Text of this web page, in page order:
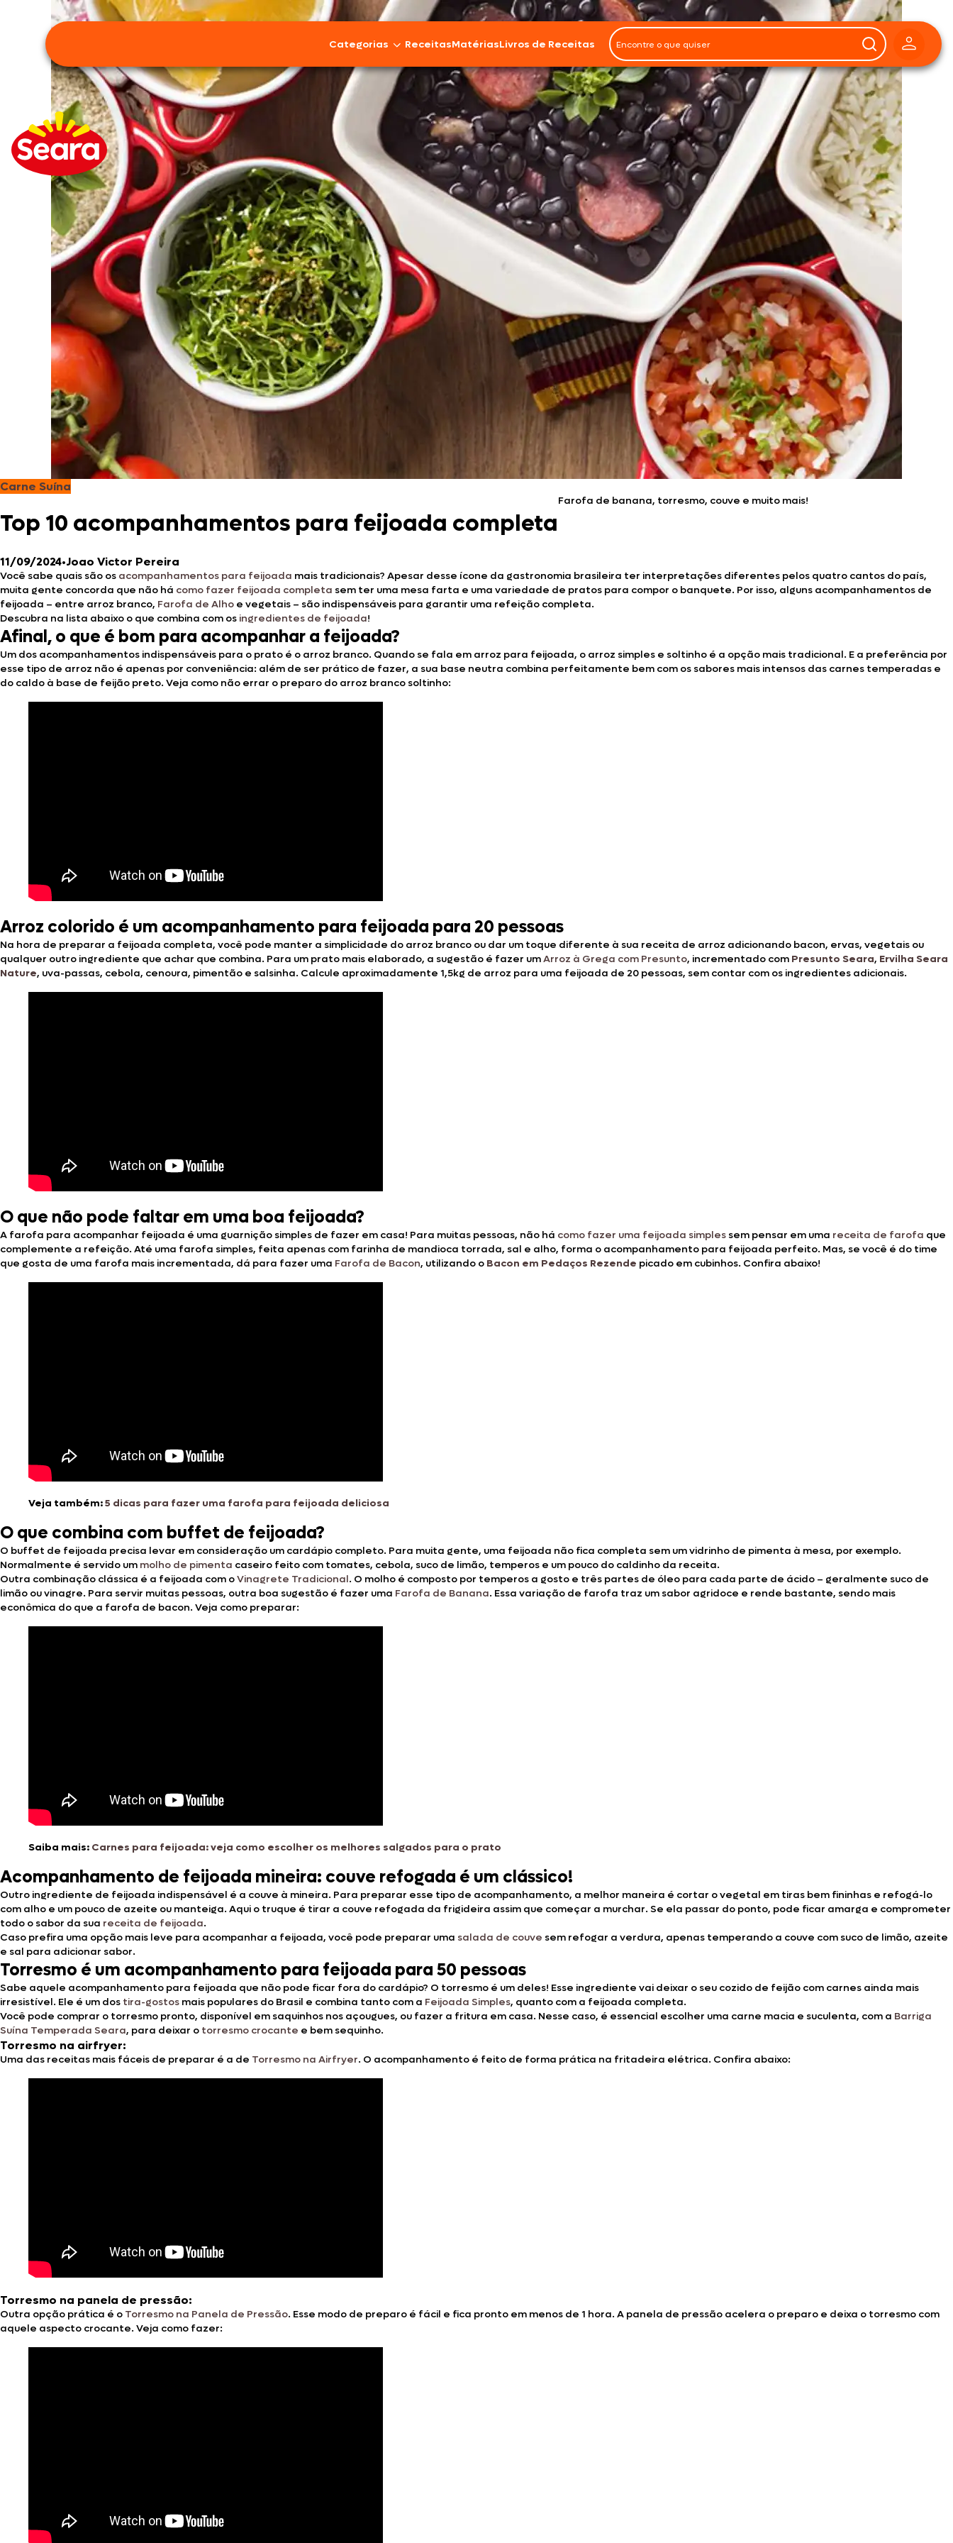
Categorias
Bovinos
Cordeiro
Carnes Suínas
Aves
Frios e Embutidos
Peixes e Frutos do Mar
100% Vegetal
Doces, Bolos e Sobremesas
Pães e Massas
ReceitasMatériasLivros de Receitas
Carne Suína
Top 10 acompanhamentos para feijoada completa
Farofa de banana, torresmo, couve e muito mais!
11/09/2024•Joao Victor Pereira
Você sabe quais são os acompanhamentos para feijoada mais tradicionais? Apesar desse ícone da gastronomia brasileira ter interpretações diferentes pelos quatro cantos do país,
muita gente concorda que não há como fazer feijoada completa sem ter uma mesa farta e uma variedade de pratos para compor o banquete. Por isso, alguns acompanhamentos de
feijoada – entre arroz branco, Farofa de Alho e vegetais – são indispensáveis para garantir uma refeição completa.
Descubra na lista abaixo o que combina com os ingredientes de feijoada!
Afinal, o que é bom para acompanhar a feijoada?
Um dos acompanhamentos indispensáveis para o prato é o arroz branco. Quando se fala em arroz para feijoada, o arroz simples e soltinho é a opção mais tradicional. E a preferência por
esse tipo de arroz não é apenas por conveniência: além de ser prático de fazer, a sua base neutra combina perfeitamente bem com os sabores mais intensos das carnes temperadas e
do caldo à base de feijão preto. Veja como não errar o preparo do arroz branco soltinho:
Arroz colorido é um acompanhamento para feijoada para 20 pessoas
Na hora de preparar a feijoada completa, você pode manter a simplicidade do arroz branco ou dar um toque diferente à sua receita de arroz adicionando bacon, ervas, vegetais ou
qualquer outro ingrediente que achar que combina. Para um prato mais elaborado, a sugestão é fazer umArroz à Grega com Presunto, incrementado com Presunto Seara, Ervilha Seara
Nature, uva-passas, cebola, cenoura, pimentão e salsinha. Calcule aproximadamente 1,5kg de arroz para uma feijoada de 20 pessoas, sem contar com os ingredientes adicionais.
O que não pode faltar em uma boa feijoada?
A farofa para acompanhar feijoada é uma guarnição simples de fazer em casa! Para muitas pessoas, não há como fazer uma feijoada simples sem pensar em uma receita de farofa que
complemente a refeição. Até uma farofa simples, feita apenas com farinha de mandioca torrada, sal e alho, forma o acompanhamento para feijoada perfeito. Mas, se você é do time
que gosta de uma farofa mais incrementada, dá para fazer uma Farofa de Bacon, utilizando o Bacon em Pedaços Rezende picado em cubinhos. Confira abaixo!
Veja também:5 dicas para fazer uma farofa para feijoada deliciosa
O que combina com buffet de feijoada?
O buffet de feijoada precisa levar em consideração um cardápio completo. Para muita gente, uma feijoada não fica completa sem um vidrinho de pimenta à mesa, por exemplo.
Normalmente é servido um molho de pimenta caseiro feito com tomates, cebola, suco de limão, temperos e um pouco do caldinho da receita.
Outra combinação clássica é a feijoada com oVinagrete Tradicional. O molho é composto por temperos a gosto e três partes de óleo para cada parte de ácido – geralmente suco de
limão ou vinagre. Para servir muitas pessoas, outra boa sugestão é fazer uma Farofa de Banana. Essa variação de farofa traz um sabor agridoce e rende bastante, sendo mais
econômica do que a farofa de bacon. Veja como preparar:
Saiba mais: Carnes para feijoada: veja como escolher os melhores salgados para o prato
Acompanhamento de feijoada mineira: couve refogada é um clássico!
Outro ingrediente de feijoada indispensável é a couve à mineira. Para preparar esse tipo de acompanhamento, a melhor maneira é cortar o vegetal em tiras bem fininhas e refogá-lo
com alho e um pouco de azeite ou manteiga. Aqui o truque é tirar a couve refogada da frigideira assim que começar a murchar. Se ela passar do ponto, pode ficar amarga e comprometer
todo o sabor da sua receita de feijoada.
Caso prefira uma opção mais leve para acompanhar a feijoada, você pode preparar uma salada de couve sem refogar a verdura, apenas temperando a couve com suco de limão, azeite
e sal para adicionar sabor.
Torresmo é um acompanhamento para feijoada para 50 pessoas
Sabe aquele acompanhamento para feijoada que não pode ficar fora do cardápio? O torresmo é um deles! Esse ingrediente vai deixar o seu cozido de feijão com carnes ainda mais
irresistível. Ele é um dos tira-gostos mais populares do Brasil e combina tanto com a Feijoada Simples, quanto com a feijoada completa.
Você pode comprar o torresmo pronto, disponível em saquinhos nos açougues, ou fazer a fritura em casa. Nesse caso, é essencial escolher uma carne macia e suculenta, com a Barriga
Suína Temperada Seara, para deixar o torresmo crocante e bem sequinho.
Torresmo na airfryer:
Uma das receitas mais fáceis de preparar é a de Torresmo na Airfryer. O acompanhamento é feito de forma prática na fritadeira elétrica. Confira abaixo:
Torresmo na panela de pressão:
Outra opção prática é o Torresmo na Panela de Pressão. Esse modo de preparo é fácil e fica pronto em menos de 1 hora. A panela de pressão acelera o preparo e deixa o torresmo com
aquele aspecto crocante. Veja como fazer: